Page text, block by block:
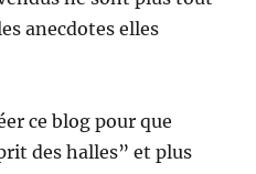
anecdotes elles
ce blog pour que
des halles” et plus